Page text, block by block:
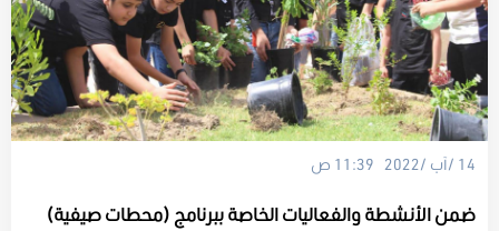
14 /آب /2022 11:39 ص
ضمن الأنشطة والفعاليات الخاصة ببرنامج (محطات صيفية)